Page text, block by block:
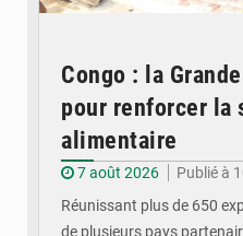
Congo : la
pour renforcer la
alimentaire
7 août 2026
Publié à
Réunissant plus de 650
de plusieurs pays